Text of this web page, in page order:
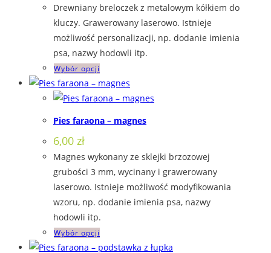
Drewniany breloczek z metalowym kółkiem do
kluczy. Grawerowany laserowo. Istnieje
możliwość personalizacji, np. dodanie imienia
psa, nazwy hodowli itp.
Wybór opcji
produkt
ma
wariantów.
można
wybrać
na
stronie
produktu
Pies faraona – magnes
6,00 zł
Magnes wykonany ze sklejki brzozowej
grubości 3 mm, wycinany i grawerowany
laserowo. Istnieje możliwość modyfikowania
wzoru, np. dodanie imienia psa, nazwy
hodowli itp.
Wybór opcji
produkt